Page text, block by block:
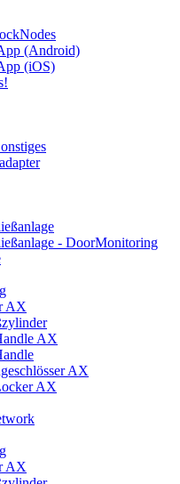
(Android)
(iOS)
- DoorMonitoring
AX
AX
AX
AX
AX